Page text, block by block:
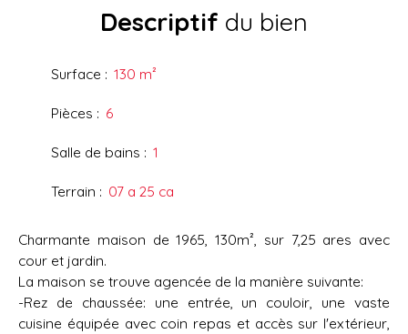
Descriptif du bien
Surface : 130 m²
Pièces : 6
Salle de bains : 1
Terrain : 07 a 25 ca
Charmante maison de 1965, 130m², sur 7,25 ares avec
cour et jardin.
La maison se trouve agencée de la manière suivante:
-Rez de chaussée: une entrée, un couloir, une vaste
cuisine équipée avec coin repas et accès sur l'extérieur,